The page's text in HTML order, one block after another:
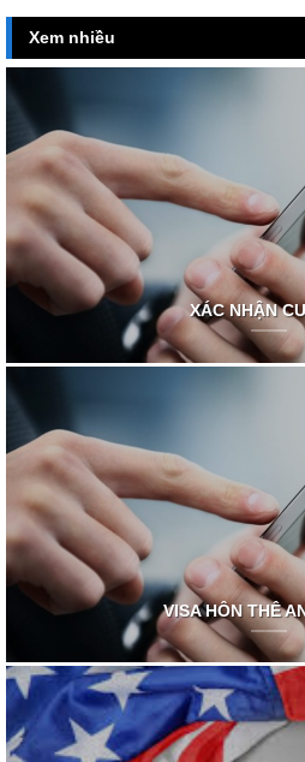
Xem nhiều
XÁC NHẬN
VISA HÔN THÊ